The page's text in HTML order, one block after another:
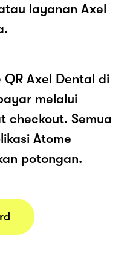
layanan Axel
Axel Dental di
melalui
checkout. Semua
Atome
potongan.